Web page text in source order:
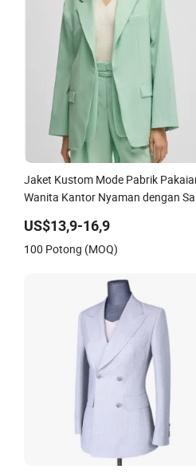
Jaket Kustom Mode Pabrik
Wanita Kantor Nyaman dengan
Perjalanan Kerja Setelan Wanita
US$13,9-16,9
100 Potong (MOQ)